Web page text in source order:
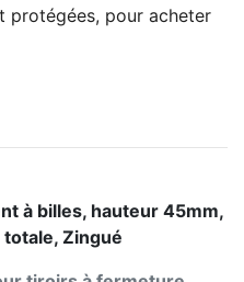
protégées, pour acheter
à billes, hauteur 45mm,
Zingué